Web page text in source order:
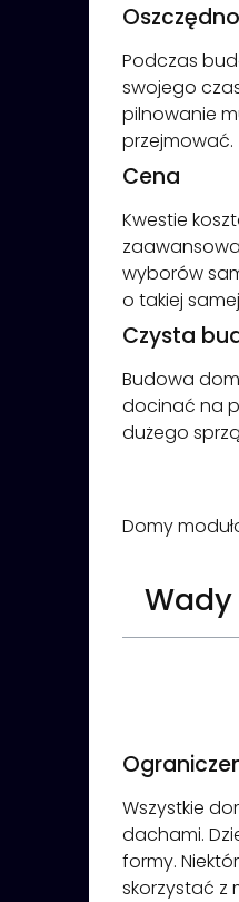
Podczas
swojego
pilnowanie
przejmować.
Cena
Kwestie
wyborów
o takiej
Czysta
Budowa
docinać na
dużego
Domy
Wszystkie
dachami.
formy.
skorzystać z